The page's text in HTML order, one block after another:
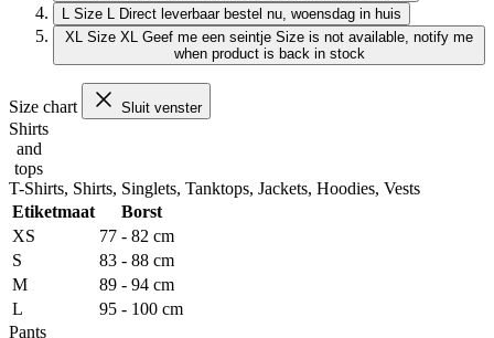
L Size L Direct leverbaar bestel nu, woensdag in huis
XL Size XL Geef me een seintje Size is not available, notify me
when product is back in stock
Size chart Sluit venster
Shirts
and
tops
T-Shirts, Shirts, Singlets, Tanktops, Jackets, Hoodies, Vests
Etiketmaat
Borst
XS
77 - 82 cm
S
83 - 88 cm
M
89 - 94 cm
L
95 - 100 cm
Pants